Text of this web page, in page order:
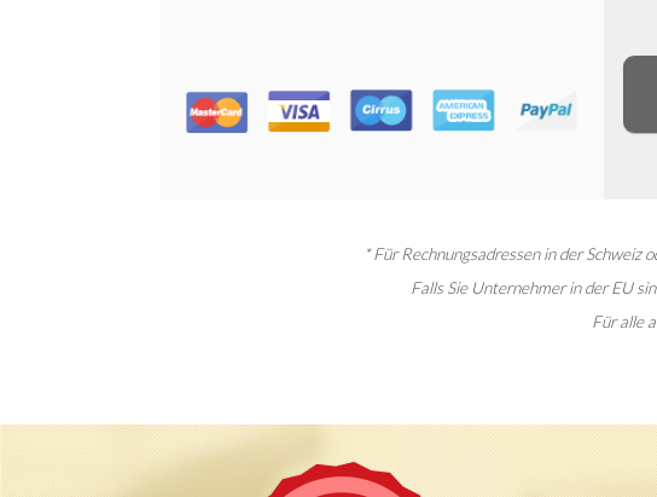
* Für Rechnungsadressen in der Schweiz
Falls Sie Unternehmer in der EU
Für alle